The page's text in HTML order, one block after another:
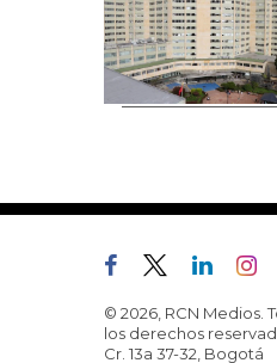
© 2026, RCN Medios.
los derechos
Cr. 13a 37-32, Bogotá